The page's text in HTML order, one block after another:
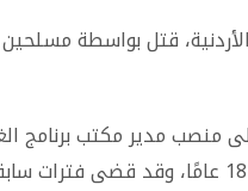
قتل بواسطة
منصب مدير مكتب برنامج
وأشار إلى أنه "كان موظفًا مخلصًا للمنظمة لأكثر من